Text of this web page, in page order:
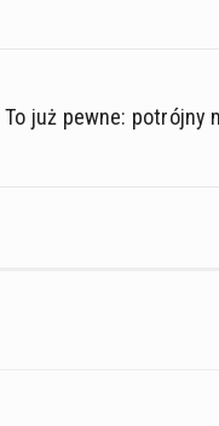
To już pewne: potrójny